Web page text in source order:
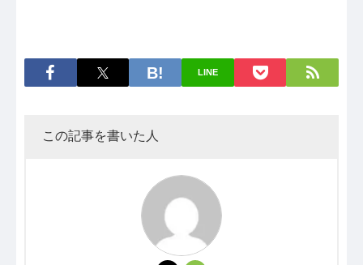
LINE
この記事を書いた人